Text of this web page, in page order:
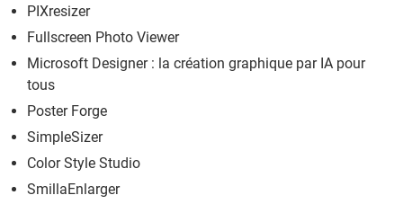
PIXresizer
Fullscreen Photo Viewer
Microsoft Designer : la création graphique par IA pour
tous
Poster Forge
SimpleSizer
Color Style Studio
SmillaEnlarger